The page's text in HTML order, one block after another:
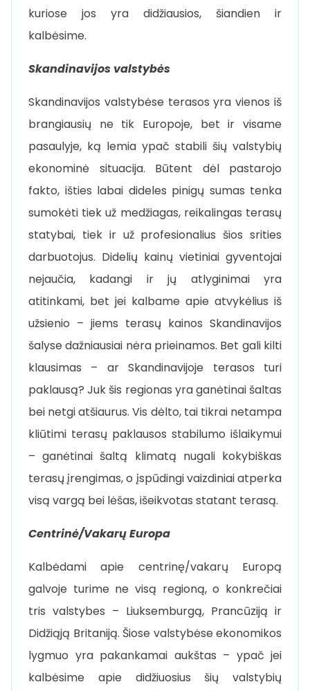
kuriose jos yra didžiausios, šiandien ir
kalbėsime.
Skandinavijos valstybės
Skandinavijos valstybėse terasos yra vienos iš
brangiausių ne tik Europoje, bet ir visame
pasaulyje, ką lemia ypač stabili šių valstybių
ekonominė situacija. Būtent dėl pastarojo
fakto, išties labai dideles pinigų sumas tenka
sumokėti tiek už medžiagas, reikalingas terasų
statybai, tiek ir už profesionalius šios srities
darbuotojus. Didelių kainų vietiniai gyventojai
nejaučia, kadangi ir jų atlyginimai yra
atitinkami, bet jei kalbame apie atvykėlius iš
užsienio – jiems terasų kainos Skandinavijos
šalyse dažniausiai nėra prieinamos. Bet gali kilti
klausimas – ar Skandinavijoje terasos turi
paklausą? Juk šis regionas yra ganėtinai šaltas
bei netgi atšiaurus. Vis dėlto, tai tikrai netampa
kliūtimi terasų paklausos stabilumo išlaikymui
– ganėtinai šaltą klimatą nugali kokybiškas
terasų įrengimas, o įspūdingi vaizdiniai atperka
visą vargą bei lėšas, išeikvotas statant terasą.
Centrinė/Vakarų Europa
Kalbėdami apie centrinę/vakarų Europą
galvoje turime ne visą regioną, o konkrečiai
tris valstybes – Liuksemburgą, Prancūziją ir
Didžiąją Britaniją. Šiose valstybėse ekonomikos
lygmuo yra pakankamai aukštas – ypač jei
kalbėsime apie didžiuosius šių valstybių